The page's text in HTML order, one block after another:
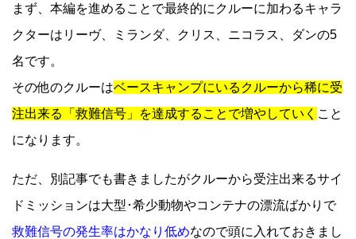
まず、本編を進めることで最終的にクルーに加わるキャラ
クターはリーヴ、ミランダ、クリス、ニコラス、ダンの5
名です。
その他のクルーはベースキャンプにいるクルーから稀に受
注出来る「救難信号」を達成することで増やしていく こと
になります。
ただ、別記事でも書きましたがクルーから受注出来るサイ
ドミッションは大型･希少動物やコンテナの漂流ばかりで
救難信号の発生率はかなり低めなので頭に入れておきまし